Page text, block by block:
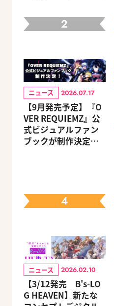
2
ニュース 2026.07.17
【9月発売予定】『O
VER REQUIEMZ』公
式ビジュアルファン
ブックが制作決定！
4
ニュース 2026.02.10
【3/12発売 B's-LO
G HEAVEN】新たな